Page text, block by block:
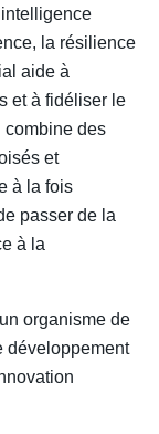
la résilience
aide à
et à fidéliser le
combine des
et
à la fois
passer de la
à la
organisme de
développement